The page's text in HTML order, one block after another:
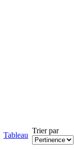
Tableau
Trier par